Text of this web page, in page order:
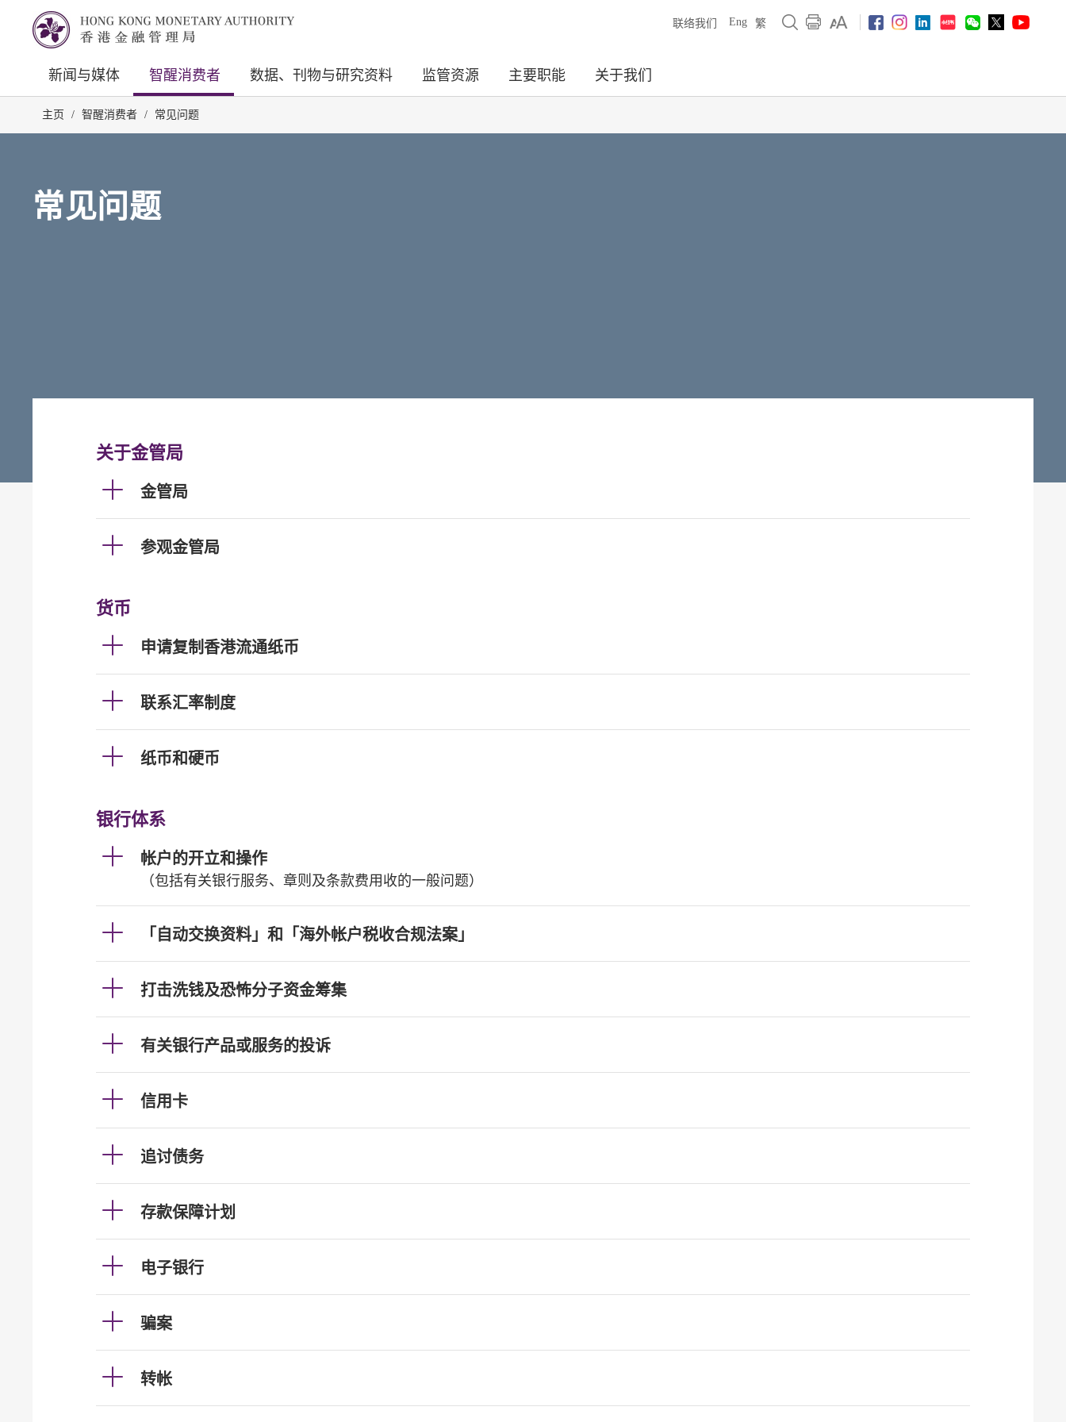
联络我们 Eng 繁
新闻与媒体 智醒消费者 数据、刊物与研究资料 监管资源 主要职能 关于我们
主页 / 智醒消费者 / 常见问题
常见问题
关于金管局
金管局
参观金管局
货币
申请复制香港流通纸币
联系汇率制度
纸币和硬币
银行体系
帐户的开立和操作
（包括有关银行服务、章则及条款费用收的一般问题）
「自动交换资料」和「海外帐户税收合规法案」
打击洗钱及恐怖分子资金筹集
有关银行产品或服务的投诉
信用卡
追讨债务
存款保障计划
电子银行
骗案
转帐